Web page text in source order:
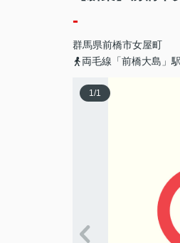
-
群馬県前橋市女屋町
両毛線「前橋大島」
1/1